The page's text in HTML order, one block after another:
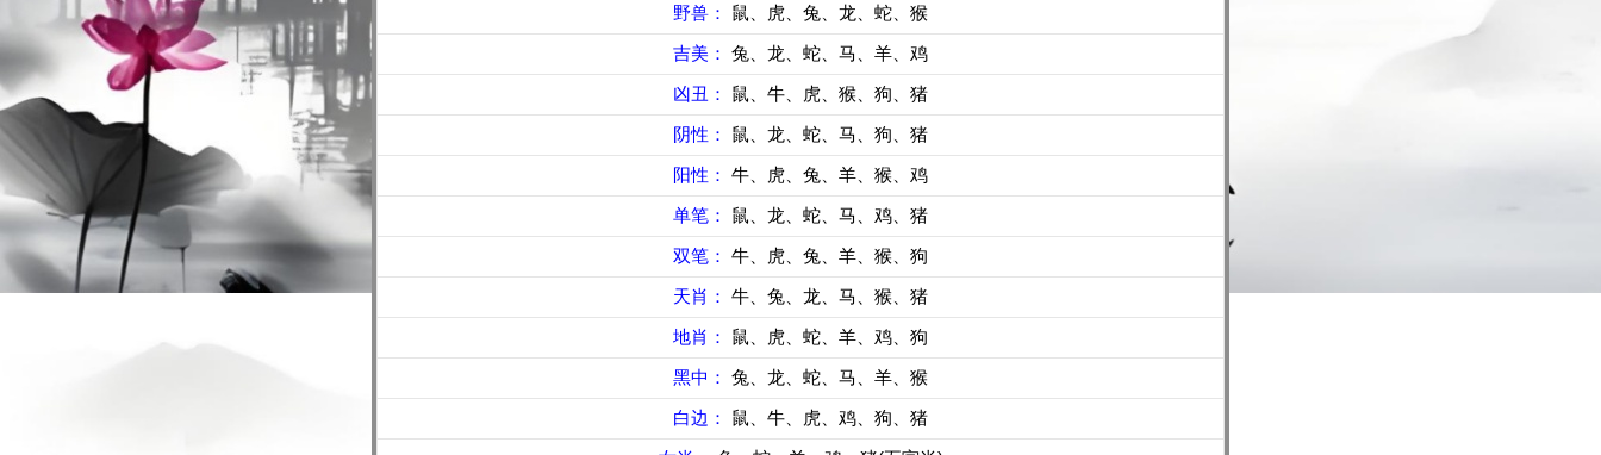
野兽： 鼠、虎、兔、龙、蛇、猴
吉美： 兔、龙、蛇、马、羊、鸡
凶丑： 鼠、牛、虎、猴、狗、猪
阴性： 鼠、龙、蛇、马、狗、猪
阳性： 牛、虎、兔、羊、猴、鸡
单笔： 鼠、龙、蛇、马、鸡、猪
双笔： 牛、虎、兔、羊、猴、狗
天肖： 牛、兔、龙、马、猴、猪
地肖： 鼠、虎、蛇、羊、鸡、狗
黑中： 兔、龙、蛇、马、羊、猴
白边： 鼠、牛、虎、鸡、狗、猪